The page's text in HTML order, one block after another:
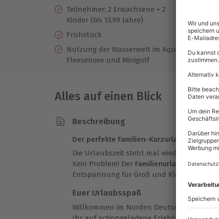
Teilnehmer: 2 Erwachsene + 2
Kinder (bis 13,99 Jahre)
Frühstück
Nutzung der Wasserwelt im Aquafun
Fleesensee und Minigolf
Alles auf einen Blick
Beschreibung
Der perfekte Familien-Kurzurlaub für Groß
Die Urlaubszeit steht mal wieder an, aber
Kein Problem! Der Familienurlaub am
Entspannung für Groß und Klein.
Euer Urlaubsspaß
Willkommen im Norden Deutschlands!